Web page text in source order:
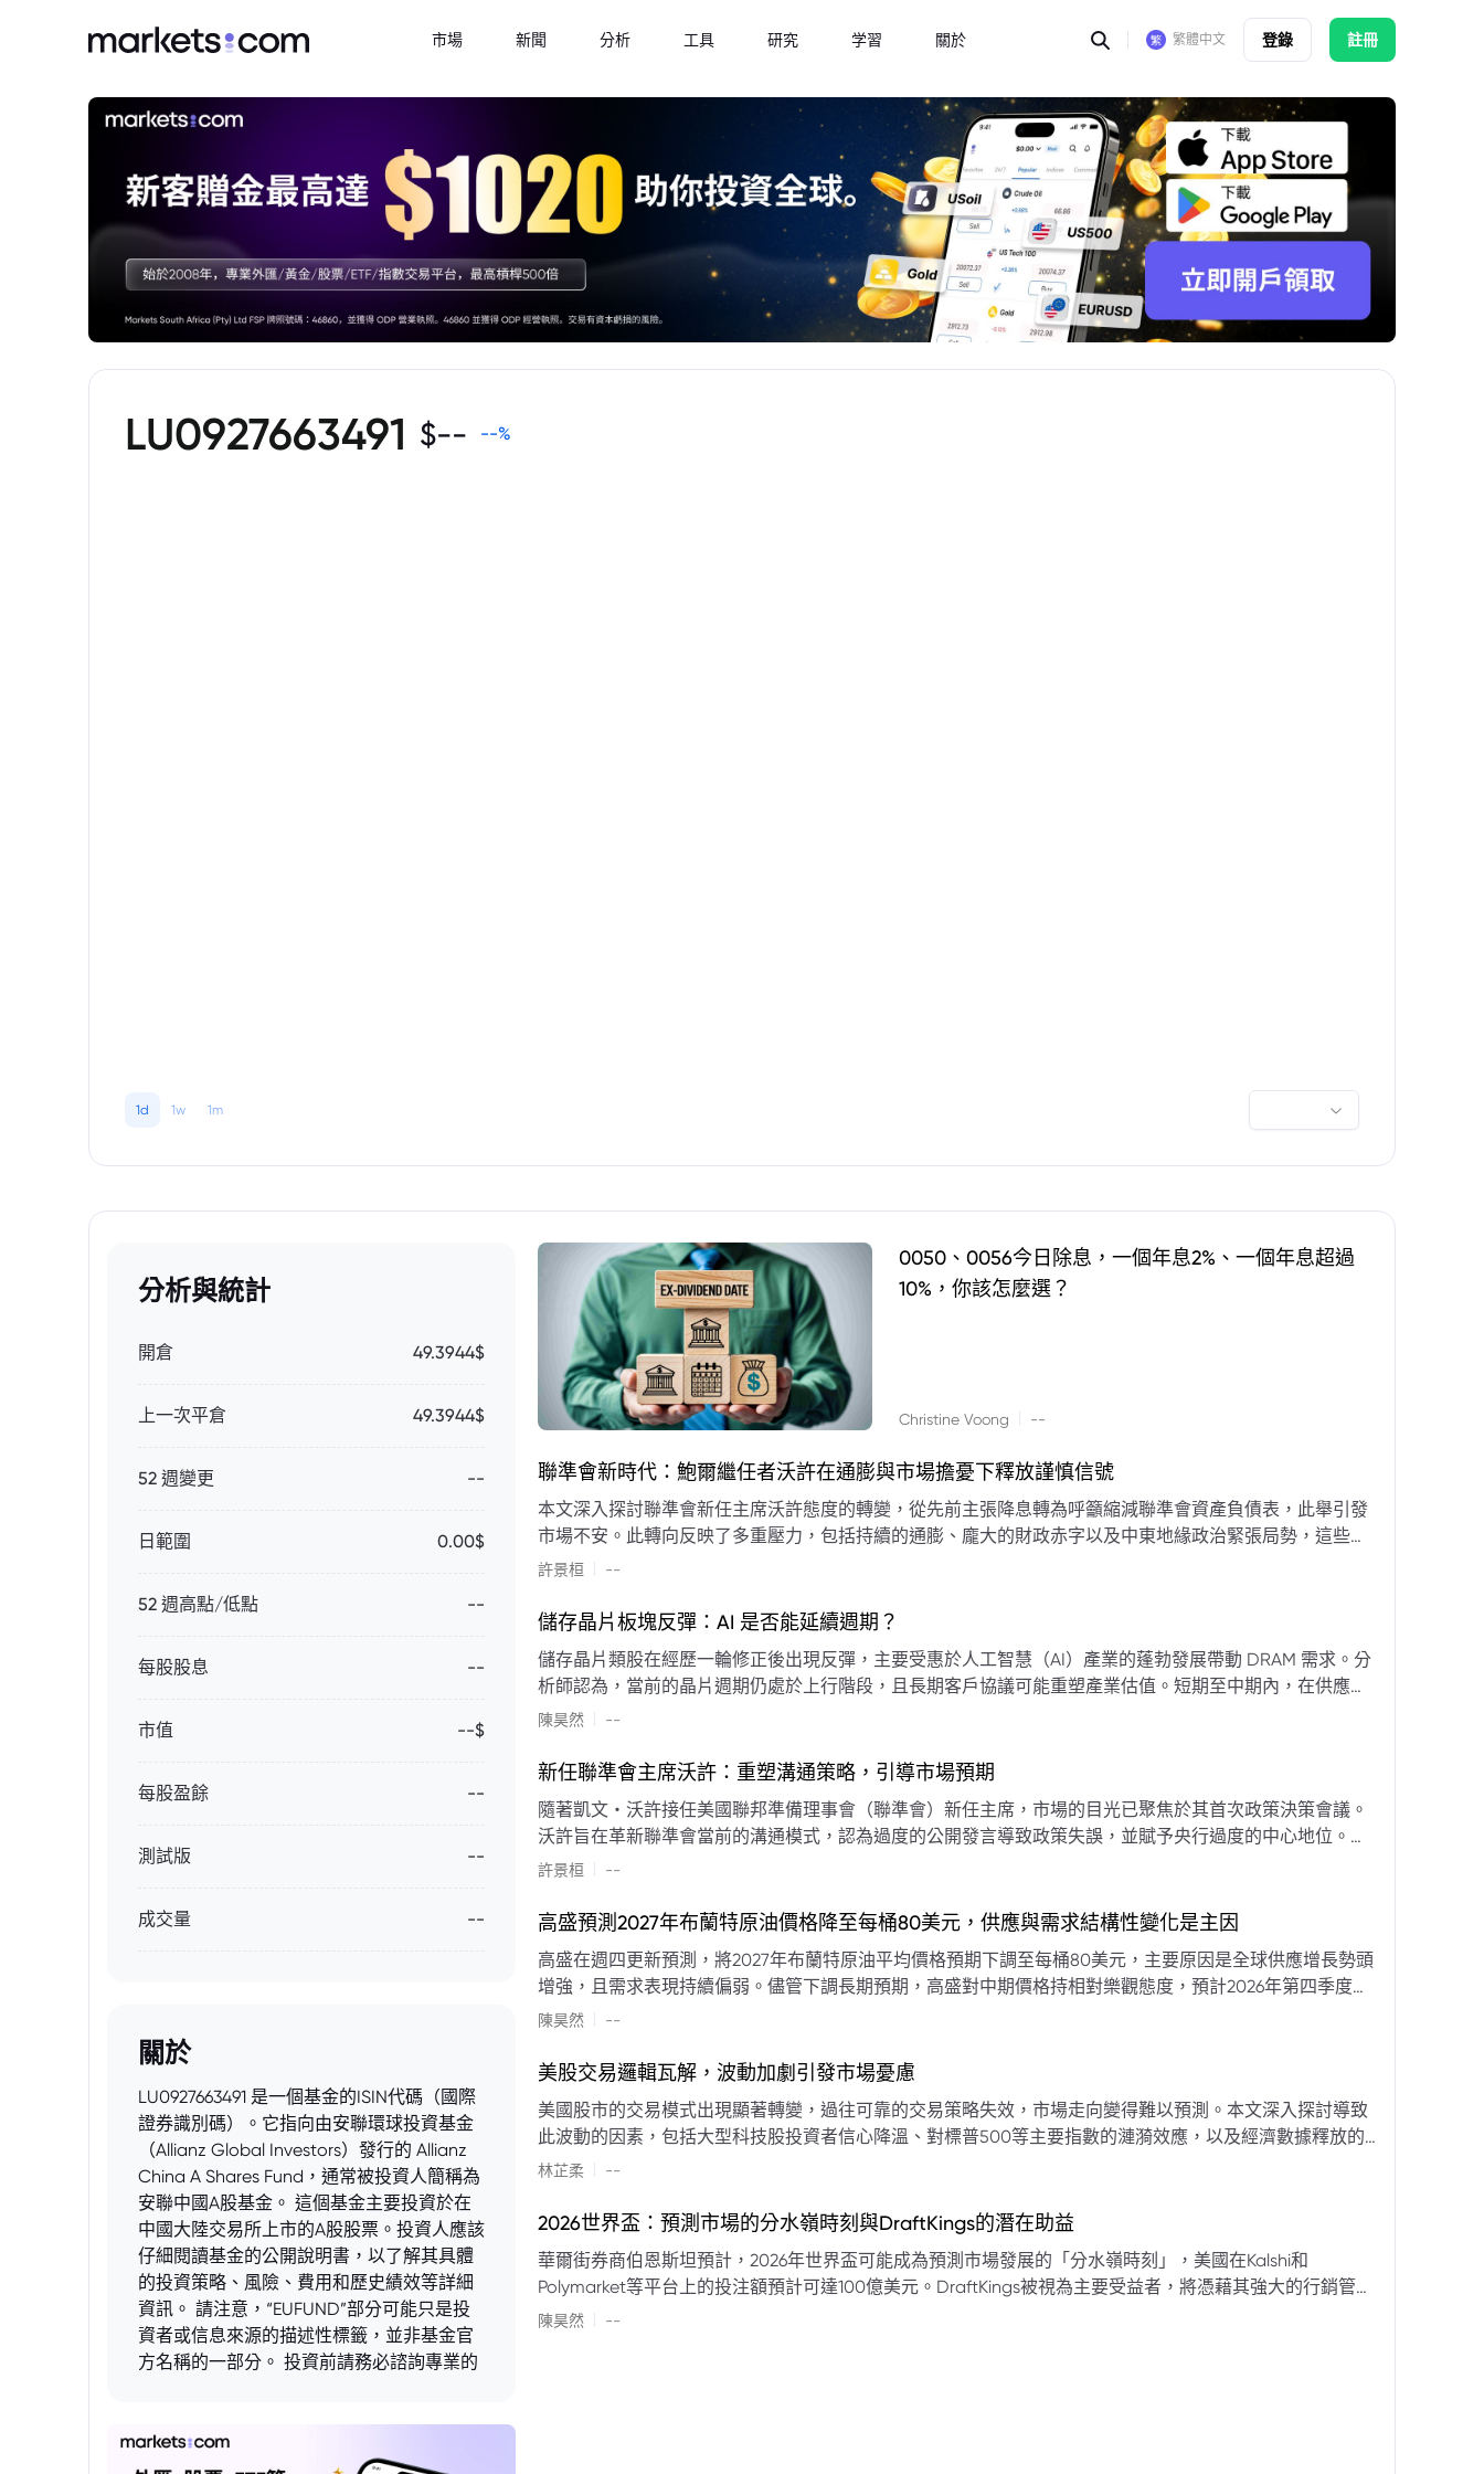
市場 新聞 分析 工具 研究 学習 關於 繁體中文 登錄 註冊
LU0927663491 $-- --%
1d 1w 1m
分析與統計
開倉 49.3944$
上一次平倉 49.3944$
52 週變更 --
日範圍 0.00$
52 週高點/低點 --
每股股息 --
市值 --$
每股盈餘 --
測試版 --
成交量 --
關於
LU0927663491 是一個基金的ISIN代碼（國際
證券識別碼）。它指向由安聯環球投資基金
（Allianz Global Investors）發行的 Allianz
China A Shares Fund，通常被投資人簡稱為
安聯中國A股基金。 這個基金主要投資於在
中國大陸交易所上市的A股股票。投資人應該
仔細閱讀基金的公開說明書，以了解其具體
的投資策略、風險、費用和歷史績效等詳細
資訊。 請注意，“EUFUND”部分可能只是投
資者或信息來源的描述性標籤，並非基金官
方名稱的一部分。 投資前請務必諮詢專業的
0050、0056今日除息，一個年息2%、一個年息超過
10%，你該怎麼選？
Christine Voong --
聯準會新時代：鮑爾繼任者沃許在通膨與市場擔憂下釋放謹慎信號
本文深入探討聯準會新任主席沃許態度的轉變，從先前主張降息轉為呼籲縮減聯準會資產負債表，此舉引發
市場不安。此轉向反映了多重壓力，包括持續的通膨、龐大的財政赤字以及中東地緣政治緊張局勢，這些因
素限制了聯準會實施降息或激進縮減資產負債表的空間。專家預計將進入政策觀望期，重點將放在維持較高
許景桓 --
儲存晶片板塊反彈：AI 是否能延續週期？
儲存晶片類股在經歷一輪修正後出現反彈，主要受惠於人工智慧（AI）產業的蓬勃發展帶動 DRAM 需求。分
析師認為，當前的晶片週期仍處於上行階段，且長期客戶協議可能重塑產業估值。短期至中期內，在供應受
限的支撐下，價格預期將持續走高。
陳昊然 --
新任聯準會主席沃許：重塑溝通策略，引導市場預期
隨著凱文・沃許接任美國聯邦準備理事會（聯準會）新任主席，市場的目光已聚焦於其首次政策決策會議。
沃許旨在革新聯準會當前的溝通模式，認為過度的公開發言導致政策失誤，並賦予央行過度的中心地位。他
計畫重塑政策預期的發布方式及其頻率，目標是減少對預期市場信號的依賴，並強化對經濟基本面的關注。
許景桓 --
高盛預測2027年布蘭特原油價格降至每桶80美元，供應與需求結構性變化是主因
高盛在週四更新預測，將2027年布蘭特原油平均價格預期下調至每桶80美元，主要原因是全球供應增長勢頭
增強，且需求表現持續偏弱。儘管下調長期預期，高盛對中期價格持相對樂觀態度，預計2026年第四季度布
蘭特原油均價為每桶90美元。該行認為，美國、巴西、圭亞那、委內瑞拉及阿聯酋的產量提升，加上需求端
其影響低於預期，二季度的全球供應缺口（每日500萬至600萬桶）因需求疲軟和市場已存在的供過於求而
口受阻持續，2026年底油價可能升至每桶110美元以上，極端情況下2027年甚至可能觸及140美元。相對地，
若供應快速恢復且需求進一步走弱，2026年底油價可能回落至每桶70美元左右，2027年則可能降至每桶60
美元。
陳昊然 --
美股交易邏輯瓦解，波動加劇引發市場憂慮
美國股市的交易模式出現顯著轉變，過往可靠的交易策略失效，市場走向變得難以預測。本文深入探討導致
此波動的因素，包括大型科技股投資者信心降溫、對標普500等主要指數的漣漪效應，以及經濟數據釋放的
矛盾信號。專家意見顯示，雙向交易與市場震盪加劇將成為新常態。重點摘要包括：先前「逢低買入」策略
點：** * **交易邏輯轉變：** 順勢做多的市場邏輯已瓦解，市場走向變得難以預測。 * **科技股信心減弱：**
現顯著的單日反轉幅度，整體市場穩定性大幅下降。 * **經濟數據拉扯：** 經濟數據表現出韌性與聯準會緊
縮貨幣政策預期升溫之間形成拉扯，加劇市場不確定性。 * **專家預期：** 預計將持續出現板塊輪動與風格
切換，投資者意見分歧程度處於極高水平。 * **聚焦聯準會：** 聯準會的利率決議及後續記者會，被視為短
林芷柔 --
2026世界盃：預測市場的分水嶺時刻與DraftKings的潛在助益
華爾街券商伯恩斯坦預計，2026年世界盃可能成為預測市場發展的「分水嶺時刻」，美國在Kalshi和
Polymarket等平台上的投注額預計可達100億美元。DraftKings被視為主要受益者，將憑藉其強大的行銷管
道、西班牙語轉播權以及對預測市場業務的拓展，為即將到來的NFL賽季做準備。
陳昊然 --